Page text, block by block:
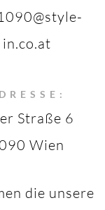
in.co.at
Straße 6
Wien
die unsere